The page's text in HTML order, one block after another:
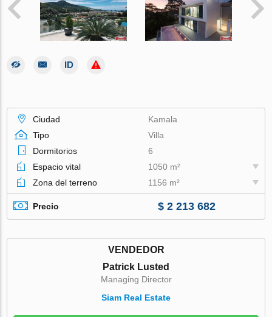
Ciudad
Kamala
Tipo
Villa
Dormitorios
6
Espacio vital
1050 m²
Zona del terreno
1156 m²
Precio $ 2 213 682
VENDEDOR
Patrick Lusted
Managing Director
Siam Real Estate